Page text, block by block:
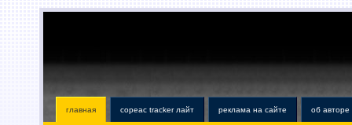
главная copeac tracker лайт реклама на сайте об авторе